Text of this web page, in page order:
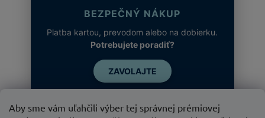
Aby sme vám uľahčili výber tej správnej prémiovej
BEZPEČNÝ NÁKUP
Platba kartou, prevodom alebo na dobierku.
Potrebujete poradiť?
ZAVOLAJTE